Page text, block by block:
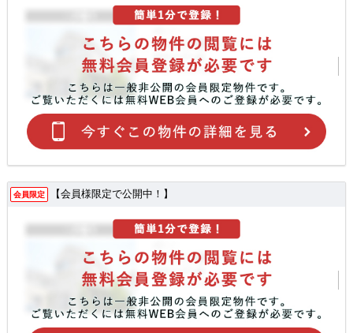
会員限定 【会員様限定で公開中！】